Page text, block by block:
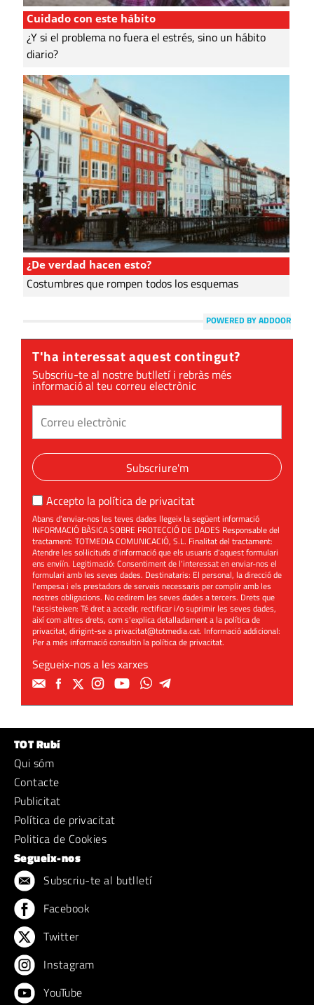
Cuidado con este hábito
¿Y si el problema no fuera el estrés, sino un hábito
diario?
¿De verdad hacen esto?
Costumbres que rompen todos los esquemas
POWERED BY ADDOOR
T'ha interessat aquest contingut?
Subscriu-te al nostre butlletí i rebràs més
informació al teu correu electrònic
Subscriure'm
Accepto la política de privacitat
Abans d'enviar-nos les teves dades llegeix la següent informació
INFORMACIÓ BÀSICA SOBRE PROTECCIÓ DE DADES Responsable del
tractament: TOTMEDIA COMUNICACIÓ, S.L. Finalitat del tractament:
Atendre les sol·licituds d'informació que els usuaris d'aquest formulari
ens enviïn. Legitimació: Consentiment de l'interessat en enviar-nos el
formulari amb les seves dades. Destinataris: El personal, la direcció de
l'empesa i els prestadors de serveis necessaris per complir amb les
nostres obligacions. No cedirem les seves dades a tercers. Drets que
l'assisteixen: Té dret a accedir, rectificar i/o suprimir les seves dades,
així com altres drets, com s'explica detalladament a la política de
privacitat, dirigint-se aprivacitat@totmedia.cat. Informació addicional:
Per a més informació consultin lapolítica de privacitat.
Segueix-nos a les xarxes
TOT Rubí
Qui sóm
Contacte
Publicitat
Política de privacitat
Politica de Cookies
Segueix-nos
Subscriu-te al butlletí
Facebook
Twitter
Instagram
YouTube